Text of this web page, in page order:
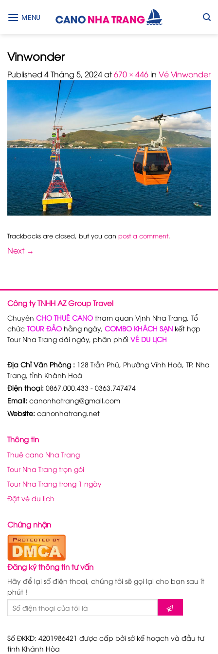
MENU
Vinwonder
Published 4 Tháng 5, 2024at670 × 446 in Vé Vinwonder
Trackbacks are closed, but you can post a comment.
Next →
Công ty TNHH AZ Group Travel
Chuyên CHO THUÊ CANO tham quan Vịnh Nha Trang, Tổ
chức TOUR ĐẢO hằng ngày, COMBO KHÁCH SẠN kết hợp
Tour Nha Trang dài ngày, phân phối VÉ DU LỊCH
Địa Chỉ Văn Phòng : 128 Trần Phú, Phường Vĩnh Hoà, TP. Nha
Trang, tỉnh Khánh Hoà
Điện thoại: 0867.000.433 - 0363.747474
Email: canonhatrang@gmail.com
Website: canonhatrang.net
Thông tin
Thuê cano Nha Trang
Tour Nha Trang trọn gói
Tour Nha Trang trong 1 ngày
Đặt vé du lịch
Chứng nhận
Đăng ký thông tin tư vấn
Hãy để lại số điện thoại, chúng tôi sẽ gọi lại cho bạn sau ít
phút !
Số ĐKKD: 4201986421 được cấp bởi sở kế hoạch và đầu tư
tỉnh Khánh Hòa